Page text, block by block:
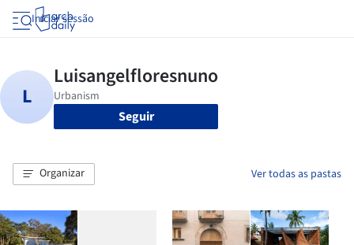
Iniciar sessão
Seguir
Organizar Ver todas as pastas